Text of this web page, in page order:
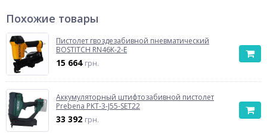
Похожие товары
Пистолет гвоздезабивной пневматический
BOSTITCH RN46K-2-E
15 664 грн.
Аккумуляторный штифтозабивной пистолет
Prebena PKT-3-J55-SET22
33 392 грн.